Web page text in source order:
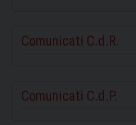
Comunicati C.d.R.
Comunicati C.d.P.